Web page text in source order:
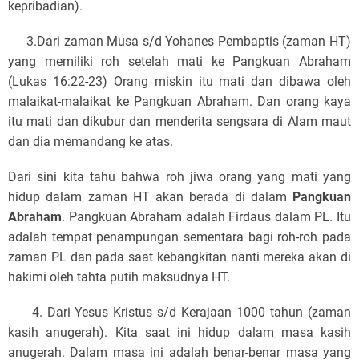
kepribadian).
3.Dari zaman Musa s/d Yohanes Pembaptis (zaman HT)
yang memiliki roh setelah mati ke Pangkuan Abraham
(Lukas 16:22-23) Orang miskin itu mati dan dibawa oleh
malaikat-malaikat ke Pangkuan Abraham. Dan orang kaya
itu mati dan dikubur dan menderita sengsara di Alam maut
dan dia memandang ke atas.
Dari sini kita tahu bahwa roh jiwa orang yang mati yang
hidup dalam zaman HT akan berada di dalam Pangkuan
Abraham. Pangkuan Abraham adalah Firdaus dalam PL. Itu
adalah tempat penampungan sementara bagi roh-roh pada
zaman PL dan pada saat kebangkitan nanti mereka akan di
hakimi oleh tahta putih maksudnya HT.
4. Dari Yesus Kristus s/d Kerajaan 1000 tahun (zaman
kasih anugerah). Kita saat ini hidup dalam masa kasih
anugerah. Dalam masa ini adalah benar-benar masa yang